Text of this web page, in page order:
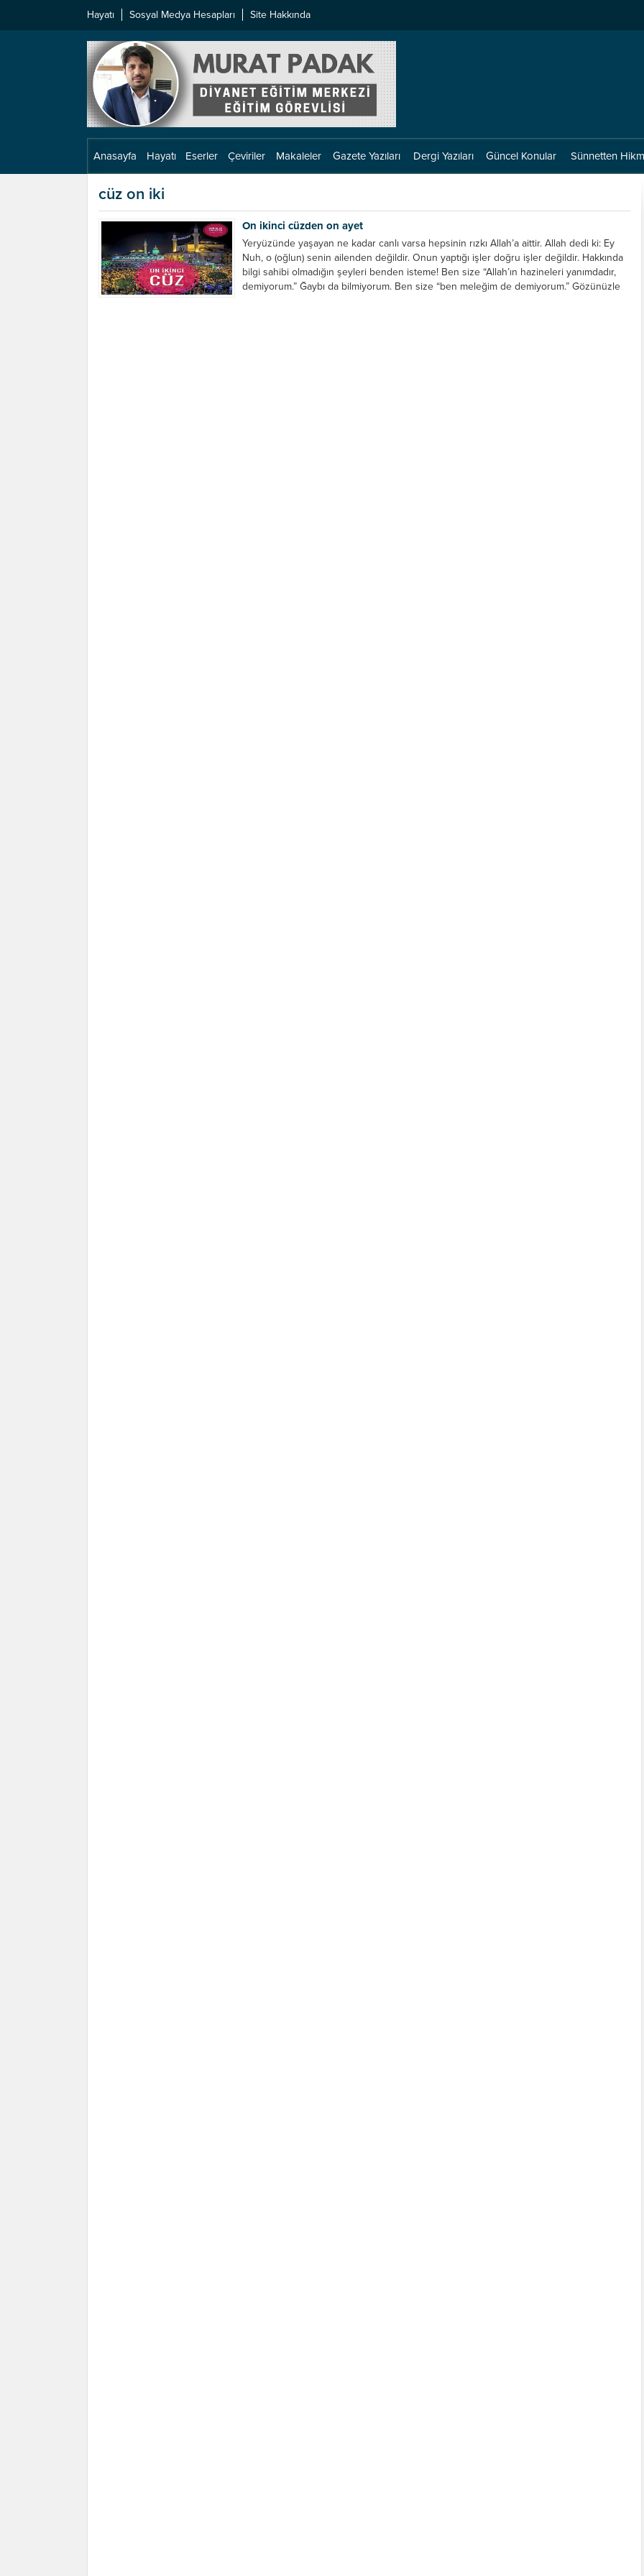
Hayatı Sosyal Medya Hesapları Site Hakkında
Anasayfa Hayatı Eserler Çeviriler Makaleler Gazete Yazıları Dergi Yazıları Güncel Konular Sünnetten
cüz on iki
On ikinci cüzden on ayet
Yeryüzünde yaşayan ne kadar canlı varsa hepsinin rızkı Allah’a aittir. Allah dedi ki: Ey
Nuh, o (oğlun) senin ailenden değildir. Onun yaptığı işler doğru işler değildir. Hakkında
bilgi sahibi olmadığın şeyleri benden isteme! Ben size “Allah’ın hazineleri yanımdadır,
demiyorum.” Ğaybı da bilmiyorum. Ben size “ben meleğim de demiyorum.” Gözünüzle